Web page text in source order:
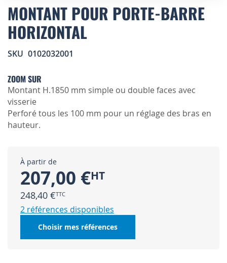
to
the
beginning
of
images
MONTANT POUR PORTE-BARRE
HORIZONTAL
SKU 0102032001
ZOOM SUR
Montant H.1850 mm simple ou double faces avec
visserie
Perforé tous les 100 mm pour un réglage des bras en
hauteur.
À partir de
207,00 €
248,40 €
2 références disponibles
Choisir mes références